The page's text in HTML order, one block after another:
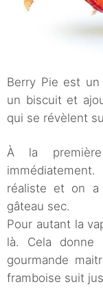
Berry Pie est
un biscuit et
qui se révèlent
À la
réaliste et on a
gâteau sec.
Pour autant la
là. Cela
gourmande
framboise suit